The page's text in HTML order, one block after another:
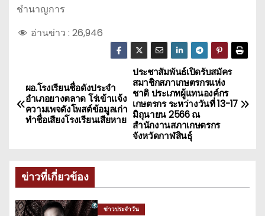
ชำนาญการ
อ่านข่าว : 26,946
น
น
ว
ประชาสัมพันธ์เปิดรับสมัคร
สมาชิกสภาเกษตรกรแห่ง
ชาติ ประเภทผู้แทนองค์กร
เกษตรกร ระหว่างวันที่ 13-17
มิถุนายน 2566 ณ
สำนักงานสภาเกษตรกร
จังหวัดกาฬสินธุ์
ผอ.โรงเรียนชื่อดังประจำ
อำเภอยางตลาด โร่เข้าแจ้ง
ความเพจดังโพสต์ข้อมูลเก่า
ทำชื่อเสียงโรงเรียนเสียหาย
ข่าวที่เกี่ยวข้อง
ข่าวประจำวัน